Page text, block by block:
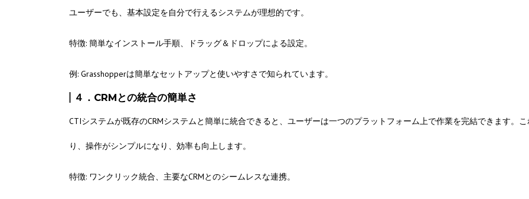
ユーザーでも、基本設定を自分で行えるシステムが理想的です。
特徴: 簡単なインストール手順、ドラッグ＆ドロップによる設定。
例: Grasshopperは簡単なセットアップと使いやすさで知られています。
４．CRMとの統合の簡単さ
CTIシステムが既存のCRMシステムと簡単に統合できると、ユーザーは一つのプラットフォーム上で作業を完結できます。こ
り、操作がシンプルになり、効率も向上します。
特徴: ワンクリック統合、主要なCRMとのシームレスな連携。